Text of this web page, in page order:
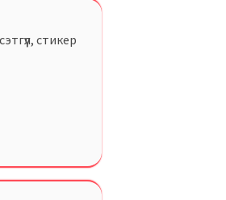
стикер